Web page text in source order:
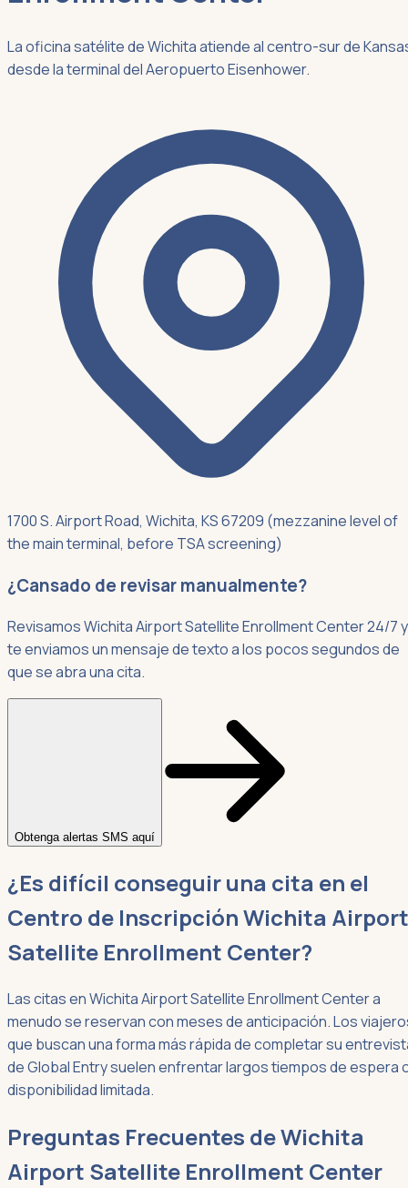
La oficina satélite de Wichita atiende al centro-sur de
desde la terminal del Aeropuerto Eisenhower.
1700 S. Airport Road, Wichita, KS 67209 (mezzanine level of
the main terminal, before TSA screening)
¿Cansado de revisar manualmente?
Revisamos Wichita Airport Satellite Enrollment Center 24/7 y
te enviamos un mensaje de texto a los pocos segundos de
que se abra una cita.
Obtenga alertas SMS aquí
¿Es difícil conseguir una cita en el
Centro de Inscripción Wichita Airport
Satellite Enrollment Center?
Las citas en Wichita Airport Satellite Enrollment Center a
menudo se reservan con meses de anticipación. Los
que buscan una forma más rápida de completar su
de Global Entry suelen enfrentar largos tiempos de espera
disponibilidad limitada.
Preguntas Frecuentes de Wichita
Airport Satellite Enrollment Center